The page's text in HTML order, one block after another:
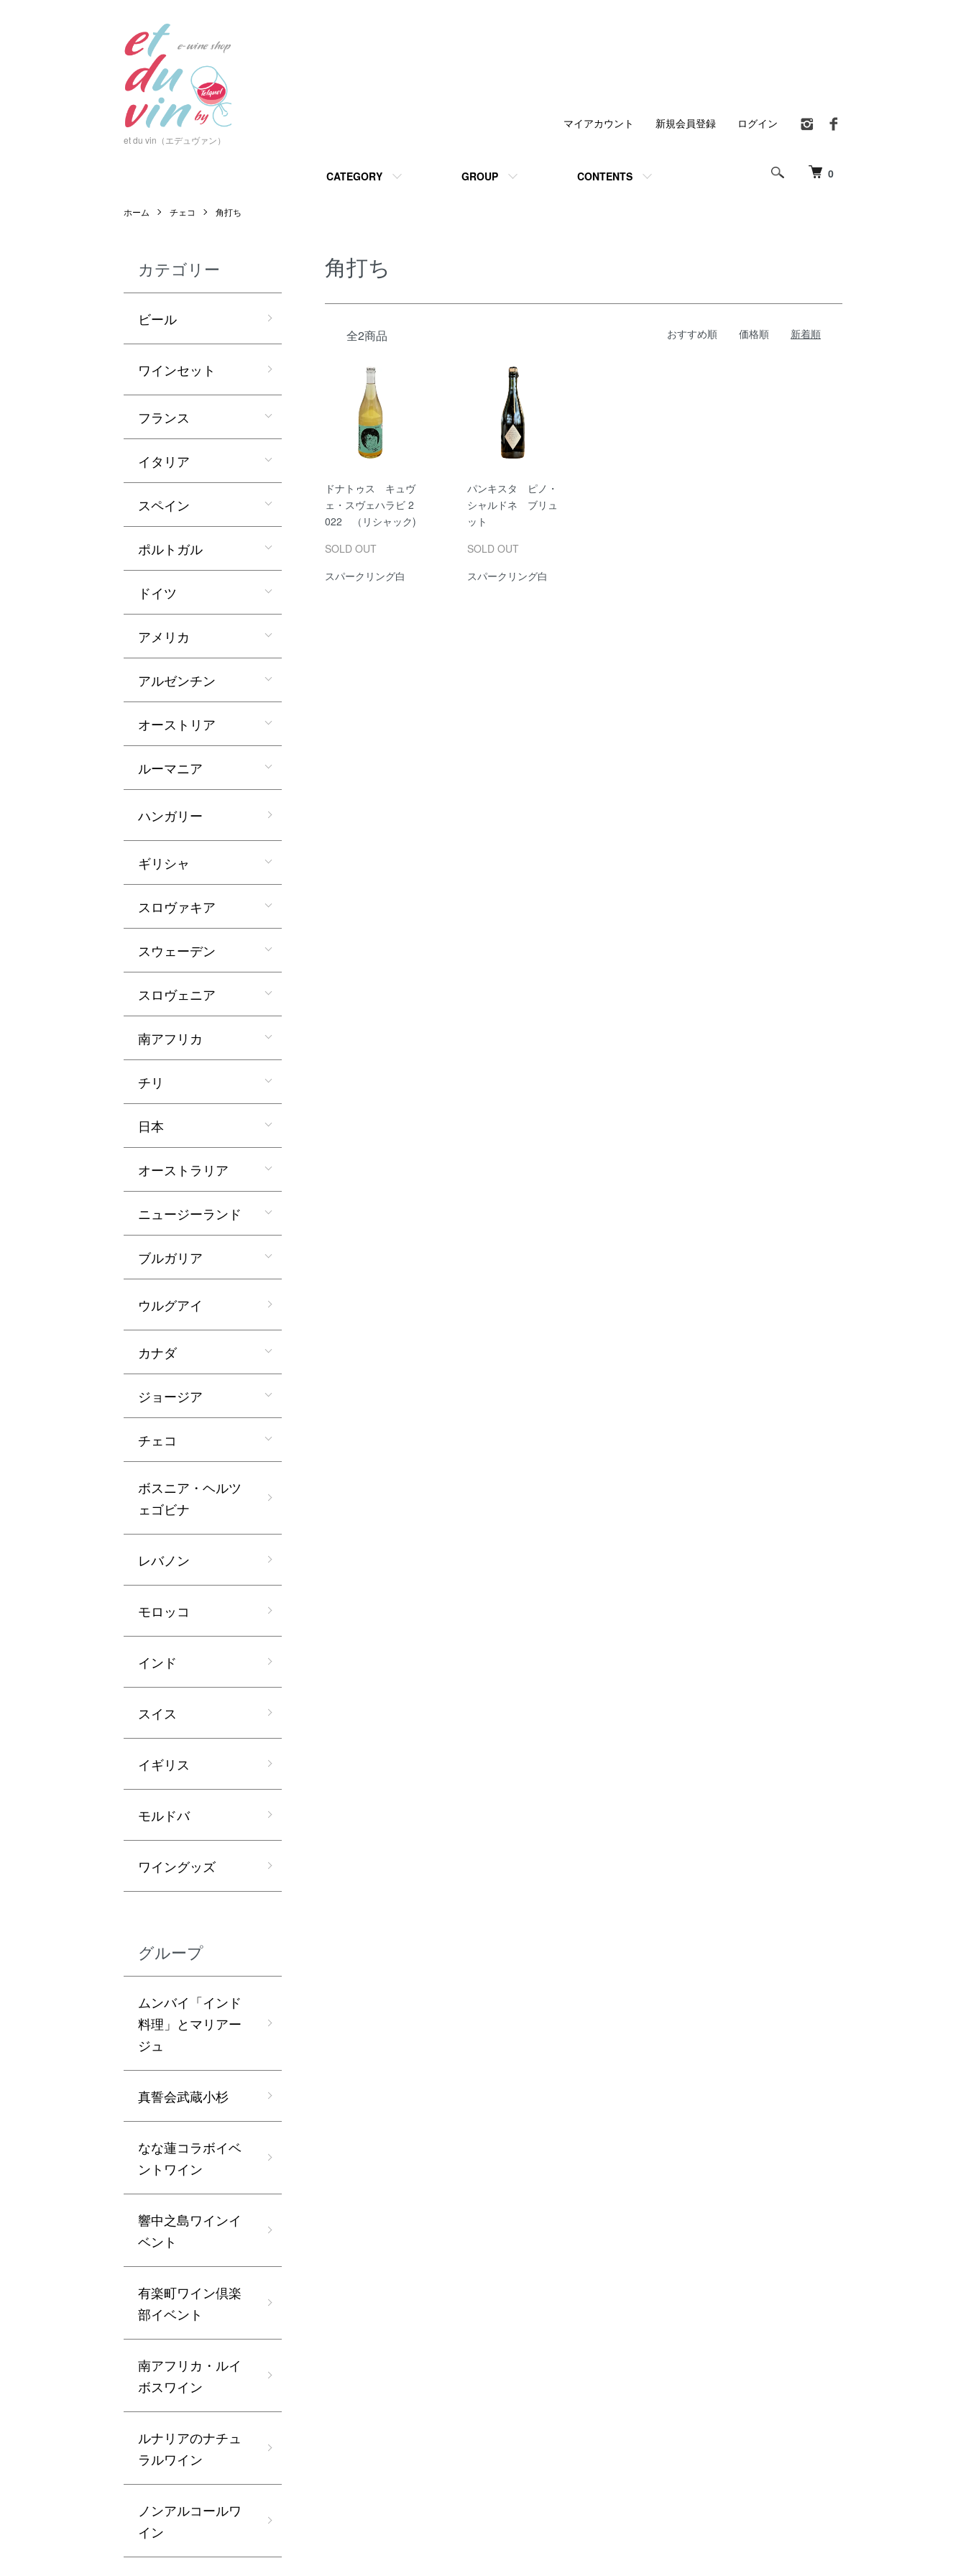
et du vin（エデュヴァン）
0
CATEGORY GROUP CONTENTS
マイアカウント 新規会員登録 ログイン
ホーム チェコ 角打ち
角打ち
全2商品 おすすめ順 価格順 新着順
ドナトゥス キュヴ
ェ・スヴェハラビ 2
022 （リシャック)
SOLD OUT
スパークリング白
パンキスタ ピノ・
シャルドネ ブリュ
ット
SOLD OUT
スパークリング白
カテゴリー
ビール
ワインセット
フランス
イタリア
スペイン
ポルトガル
ドイツ
アメリカ
アルゼンチン
オーストリア
ルーマニア
ハンガリー
ギリシャ
スロヴァキア
スウェーデン
スロヴェニア
南アフリカ
チリ
日本
オーストラリア
ニュージーランド
ブルガリア
ウルグアイ
カナダ
ジョージア
チェコ
ボスニア・ヘルツ
ェゴビナ
レバノン
モロッコ
インド
スイス
イギリス
モルドバ
ワイングッズ
グループ
ムンバイ「インド
料理」とマリアー
ジュ
真誓会武蔵小杉
なな蓮コラボイベ
ントワイン
響中之島ワインイ
ベント
有楽町ワイン倶楽
部イベント
南アフリカ・ルイ
ボスワイン
ルナリアのナチュ
ラルワイン
ノンアルコールワ
イン